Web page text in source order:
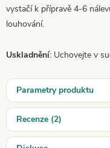
vystačí k přípravě 4-6
louhování.
Uskladnění: Uchovejte v
Parametry produktu
Recenze (2)